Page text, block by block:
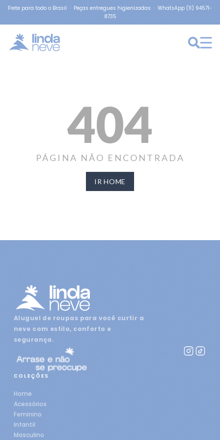
Frete para todo o Brasil · Peças entregues higienizadas · WhatsApp (11) 94571-
8735
404
PÁGINA NÃO ENCONTRADA
IR HOME
Aluguel de roupas para você curtir a
neve com estilo, conforto e
segurança.
COLEÇÕES
Home
Acessórios
Feminino
Infantil
Masculino